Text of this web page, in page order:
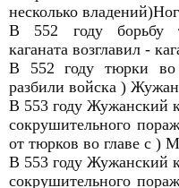
несколько
В 552 году борьбу
каганата возглавил -
В 552 году тюрки во
разбили войска )
В 553 году Жужанский
сокрушительного
от тюрков во главе с )
В 553 году Жужанский
сокрушительного